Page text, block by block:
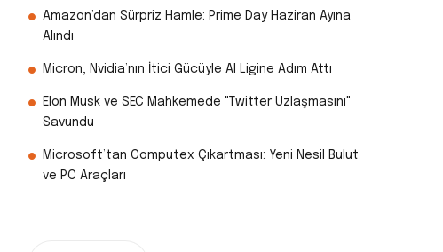
Amazon’dan Sürpriz Hamle: Prime Day Haziran Ayına
Alındı
Micron, Nvidia’nın İtici Gücüyle AI Ligine Adım Attı
Elon Musk ve SEC Mahkemede "Twitter Uzlaşmasını"
Savundu
Microsoft’tan Computex Çıkartması: Yeni Nesil Bulut
ve PC Araçları